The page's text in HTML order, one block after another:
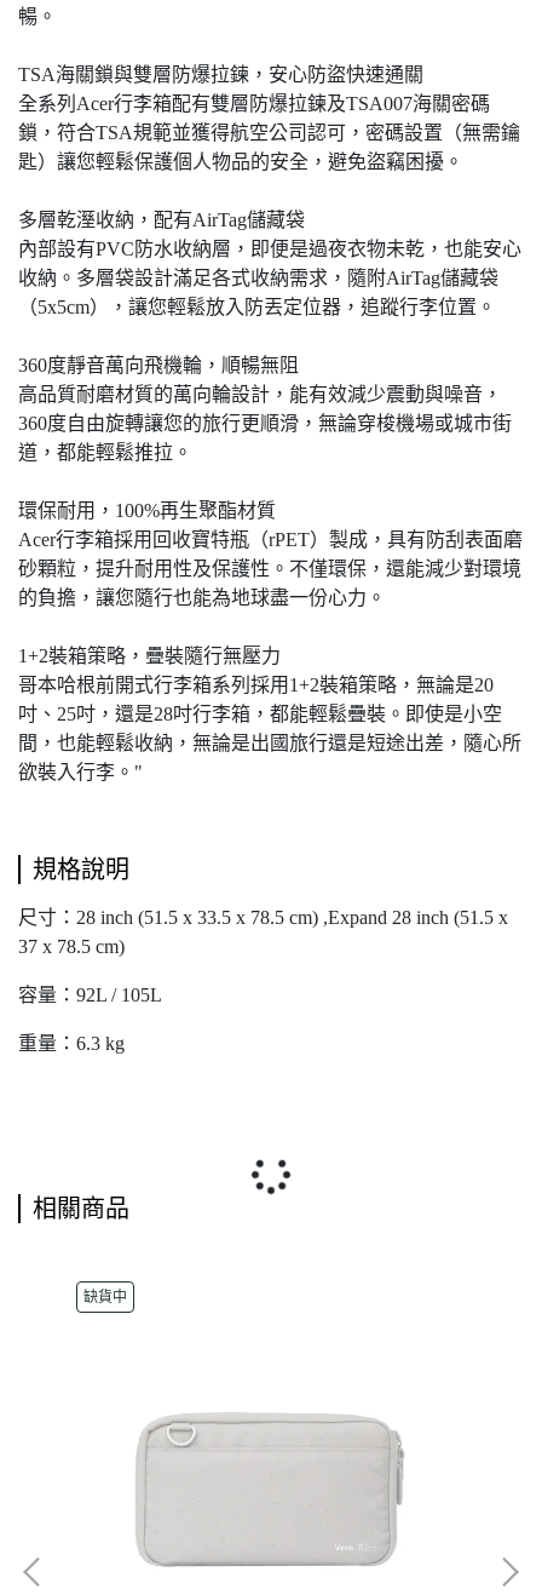
暢。
TSA海關鎖與雙層防爆拉鍊，安心防盜快速通關
全系列Acer行李箱配有雙層防爆拉鍊及TSA007海關密碼
鎖，符合TSA規範並獲得航空公司認可，密碼設置（無需鑰
匙）讓您輕鬆保護個人物品的安全，避免盜竊困擾。
多層乾溼收納，配有AirTag儲藏袋
內部設有PVC防水收納層，即便是過夜衣物未乾，也能安心
收納。多層袋設計滿足各式收納需求，隨附AirTag儲藏袋
（5x5cm），讓您輕鬆放入防丟定位器，追蹤行李位置。
360度靜音萬向飛機輪，順暢無阻
高品質耐磨材質的萬向輪設計，能有效減少震動與噪音，
360度自由旋轉讓您的旅行更順滑，無論穿梭機場或城市街
道，都能輕鬆推拉。
環保耐用，100%再生聚酯材質
Acer行李箱採用回收寶特瓶（rPET）製成，具有防刮表面磨
砂顆粒，提升耐用性及保護性。不僅環保，還能減少對環境
的負擔，讓您隨行也能為地球盡一份心力。
1+2裝箱策略，疊裝隨行無壓力
哥本哈根前開式行李箱系列採用1+2裝箱策略，無論是20
吋、25吋，還是28吋行李箱，都能輕鬆疊裝。即使是小空
間，也能輕鬆收納，無論是出國旅行還是短途出差，隨心所
欲裝入行李。"
規格說明
尺寸：28 inch (51.5 x 33.5 x 78.5 cm) ,Expand 28 inch (51.5 x
37 x 78.5 cm)
容量：92L / 105L
重量：6.3 kg
相關商品
缺貨中